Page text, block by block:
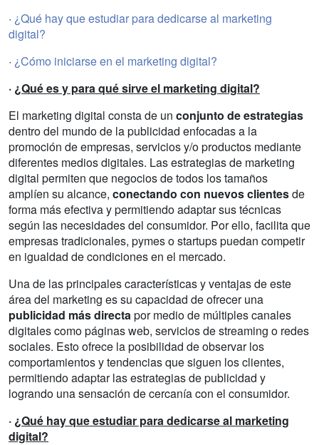
· ¿Qué hay que estudiar para dedicarse al marketing
digital?
· ¿Cómo iniciarse en el marketing digital?
· ¿Qué es y para qué sirve el marketing digital?
El marketing digital consta de un conjunto de estrategias
dentro del mundo de la publicidad enfocadas a la
promoción de empresas, servicios y/o productos mediante
diferentes medios digitales. Las estrategias de marketing
digital permiten que negocios de todos los tamaños
amplíen su alcance, conectando con nuevos clientesde
forma más efectiva y permitiendo adaptar sus técnicas
según las necesidades del consumidor. Por ello, facilita que
empresas tradicionales, pymes o startups puedan competir
en igualdad de condiciones en el mercado.
Una de las principales características y ventajas de este
área del marketing es su capacidad de ofrecer una
publicidad más directa por medio de múltiples canales
digitales como páginas web, servicios de streaming o redes
sociales. Esto ofrece la posibilidad de observar los
comportamientos y tendencias que siguen los clientes,
permitiendo adaptar las estrategias de publicidad y
logrando una sensación de cercanía con el consumidor.
· ¿Qué hay que estudiar para dedicarse al marketing
digital?